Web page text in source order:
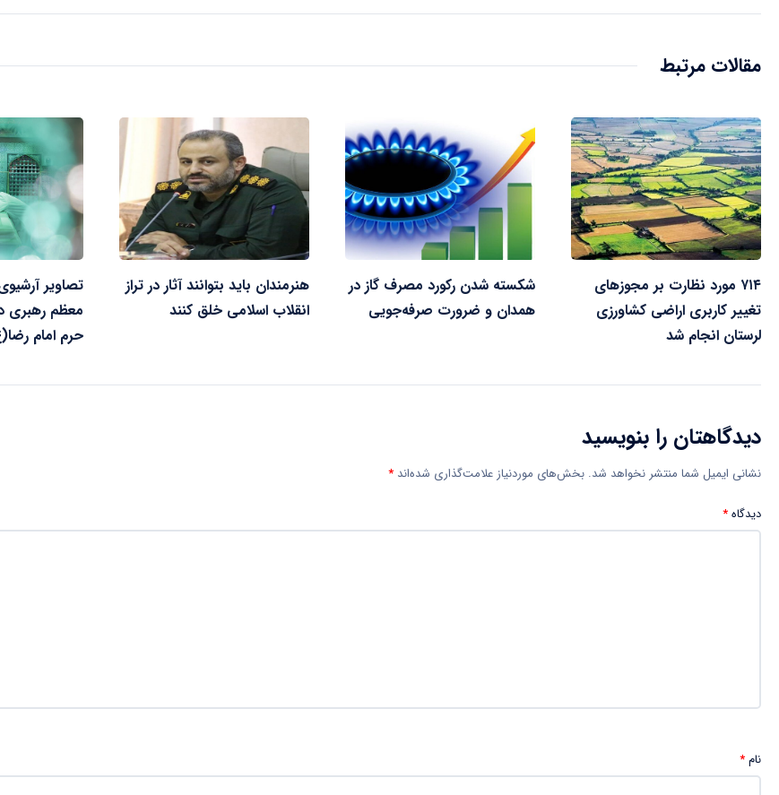
مقالات مرتبط
۷۱۴ مورد نظارت بر مجوزهای
تغییر کاربری اراضی کشاورزی
لرستان انجام شد
شکسته شدن رکورد مصرف گاز در
همدان و ضرورت صرفه‌جویی
هنرمندان باید بتوانند آثار در تراز
انقلاب اسلامی خلق کنند
تصاویر
معظم رهبری
حرم امام
دیدگاهتان را بنویسید
نشانی ایمیل شما منتشر نخواهد شد. بخش‌های موردنیاز علامت‌گذاری شده‌اند *
دیدگاه*
نام*